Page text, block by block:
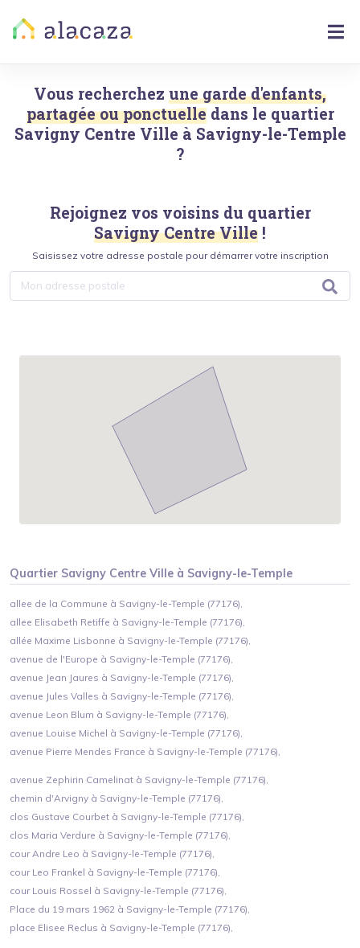
Vous recherchez une garde d'enfants,
partagée ou ponctuelle dans le quartier
Savigny Centre Ville à Savigny-le-Temple
?
Rejoignez vos voisins du quartier
Savigny Centre Ville !
Saisissez votre adresse postale pour démarrer votre inscription
Quartier Savigny Centre Ville à Savigny-le-Temple
allee de la Commune à Savigny-le-Temple (77176),
allee Elisabeth Retiffe à Savigny-le-Temple (77176),
allée Maxime Lisbonne à Savigny-le-Temple (77176),
avenue de l'Europe à Savigny-le-Temple (77176),
avenue Jean Jaures à Savigny-le-Temple (77176),
avenue Jules Valles à Savigny-le-Temple (77176),
avenue Leon Blum à Savigny-le-Temple (77176),
avenue Louise Michel à Savigny-le-Temple (77176),
avenue Pierre Mendes France à Savigny-le-Temple (77176),
avenue Zephirin Camelinat à Savigny-le-Temple (77176),
chemin d'Arvigny à Savigny-le-Temple (77176),
clos Gustave Courbet à Savigny-le-Temple (77176),
clos Maria Verdure à Savigny-le-Temple (77176),
cour Andre Leo à Savigny-le-Temple (77176),
cour Leo Frankel à Savigny-le-Temple (77176),
cour Louis Rossel à Savigny-le-Temple (77176),
Place du 19 mars 1962 à Savigny-le-Temple (77176),
place Elisee Reclus à Savigny-le-Temple (77176),